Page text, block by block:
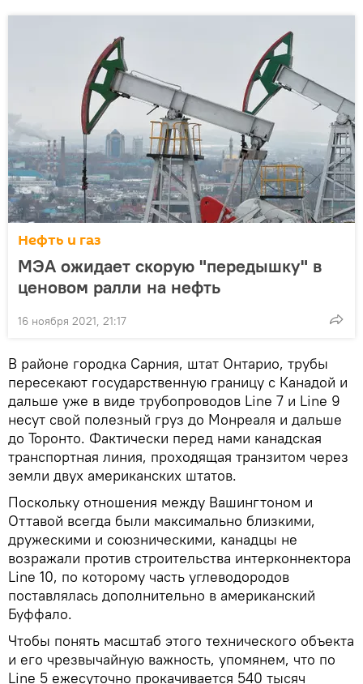
Нефть и газ
МЭА ожидает скорую "передышку" в
ценовом ралли на нефть
16 ноября 2021, 21:17
В районе городка Сарния, штат Онтарио, трубы
пересекают государственную границу с Канадой и
дальше уже в виде трубопроводов Line 7 и Line 9
несут свой полезный груз до Монреаля и дальше
до Торонто. Фактически перед нами канадская
транспортная линия, проходящая транзитом через
земли двух американских штатов.
Поскольку отношения между Вашингтоном и
Оттавой всегда были максимально близкими,
дружескими и союзническими, канадцы не
возражали против строительства интерконнектора
Line 10, по которому часть углеводородов
поставлялась дополнительно в американский
Буффало.
Чтобы понять масштаб этого технического объекта
и его чрезвычайную важность, упомянем, что по
Line 5 ежесуточно прокачивается 540 тысяч